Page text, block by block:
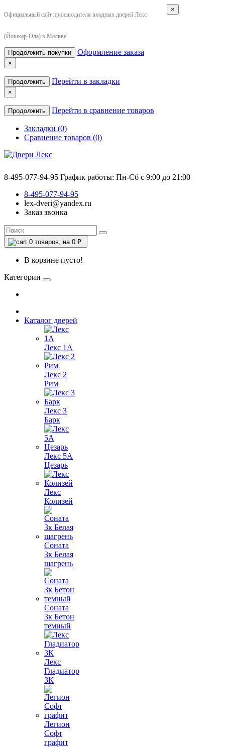
Официальный сайт производителя входных дверей Лекс
(Йошкар-Ола) в Москве
×
Продолжить покупки Оформление заказа
×
Продолжить Перейти в закладки
×
Продолжить Перейти в сравнение товаров
Закладки (0)
Сравнение товаров (0)
8-495-077-94-95 График работы: Пн-Сб с 9:00 до 21:00
8-495-077-94-95
lex-dveri@yandex.ru
Заказ звонка
0 товаров, на 0 ₽
В корзине пусто!
Категории
Каталог дверей
Лекс 1А
Лекс 2
Рим
Лекс 3
Барк
Лекс 5А
Цезарь
Лекс
Колизей
Соната
3к Белая
шагрень
Соната
3к Бетон
темный
Лекс
Гладиатор
3К
Легион
Софт
графит